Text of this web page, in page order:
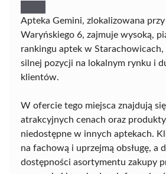
Apteka Gemini, zlokalizowana
Waryńskiego 6, zajmuje wysoką,
rankingu aptek w Starachowicach,
silnej pozycji na lokalnym rynku i
klientów.
W ofercie tego miejsca znajdują
atrakcyjnych cenach oraz
niedostępne w innych aptekach.
na fachową i uprzejmą obsługę, a
dostępności asortymentu zakupy